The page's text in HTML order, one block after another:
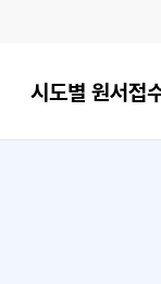
시도별 원서접